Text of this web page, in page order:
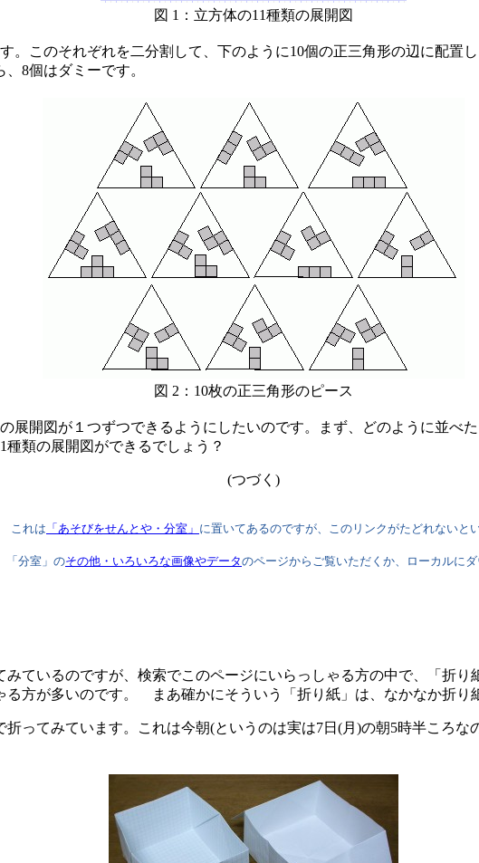
図 1：立方体の11種類の展開図
このそれぞれを二分割して、下のように10個の正三角形の辺に配置
8個はダミーです。
図 2：10枚の正三角形のピース
展開図が１つずつできるようにしたいのです。まず、どのように並べ
類の展開図ができるでしょう？
(つづく)
これは 「あそびをせんとや・分室」 に置いてあるのですが、このリンクがたどれない
「分室」のその他・いろいろな画像やデータのページからご覧いただくか、ローカルに
ているのですが、検索でこのページにいらっしゃる方の中で、「折
方が多いのです。 まあ確かにそういう「折り紙」は、なかなか折り
ってみています。これは今朝(というのは実は7日(月)の朝5時半ころな